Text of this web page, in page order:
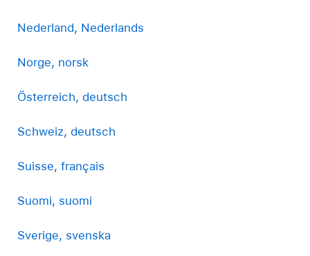
Nederland, Nederlands
Norge, norsk
Österreich, deutsch
Schweiz, deutsch
Suisse, français
Suomi, suomi
Sverige, svenska